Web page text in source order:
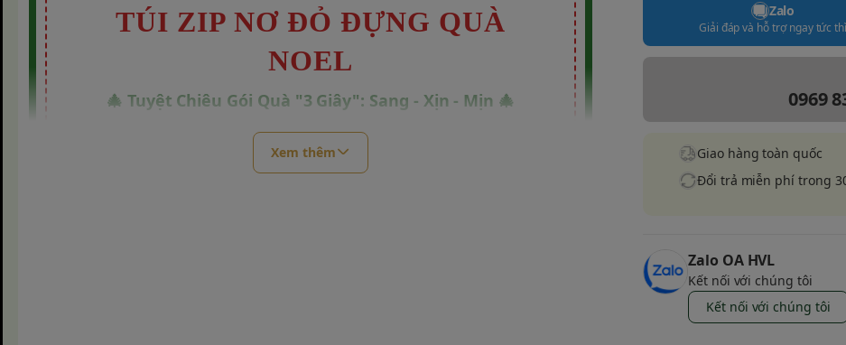
Zalo
Giải đáp và hỗ trợ ngay tức thì
0969
Giao hàng toàn quốc
Đổi trả miễn phí trong
Zalo OA HVL
Kết nối với chúng tôi
Kết nối với chúng tôi
TÚI ZIP NƠ ĐỎ ĐỰNG QUÀ
NOEL
🎄 Tuyệt Chiêu Gói Quà "3 Giây": Sang - Xịn - Mịn 🎄
Giáng sinh đang đến gần, không khí lễ hội ngập tràn cũng là lúc nhu cầu tìm
kiếm bao bì đựng quà tăng cao. Bạn đang đau đầu vì gói quà bằng giấy quá
Xem thêm